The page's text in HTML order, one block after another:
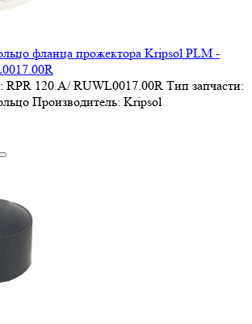
фланца прожектора Kripsol PLM -
RPR 120.A/ RUWL0017.00R Тип запчасти:
Производитель: Kripsol